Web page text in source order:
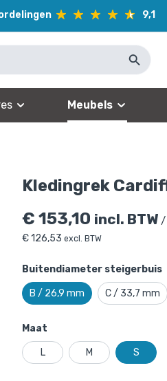
9,1
Meubels
Kledingrek
€153,10 incl. BTW/
€126,53 excl. BTW
Buitendiameter steigerbuis
B / 26,9 mm C / 33,7 mm
Maat
L M S